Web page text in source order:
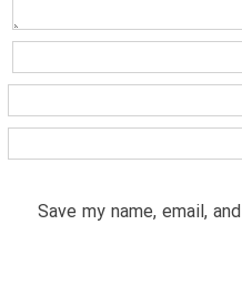
Save my name, email,